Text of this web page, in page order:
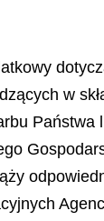
w
Państwa